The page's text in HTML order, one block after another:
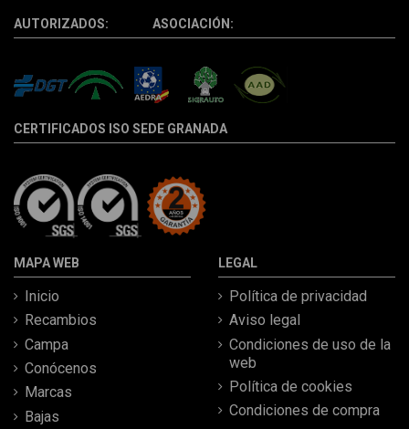
AUTORIZADOS: ASOCIACIÓN:
CERTIFICADOS ISO SEDE GRANADA
MAPA WEB
Inicio
Recambios
Campa
Conócenos
Marcas
Bajas
LEGAL
Política de privacidad
Aviso legal
Condiciones de uso de la
web
Política de cookies
Condiciones de compra